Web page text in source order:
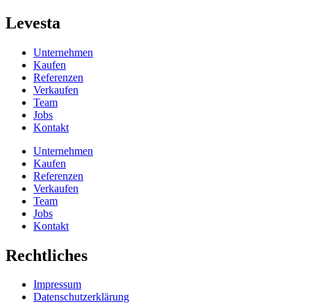
Levesta
Unternehmen
Kaufen
Referenzen
Verkaufen
Team
Jobs
Kontakt
Unternehmen
Kaufen
Referenzen
Verkaufen
Team
Jobs
Kontakt
Rechtliches
Impressum
Datenschutzerklärung